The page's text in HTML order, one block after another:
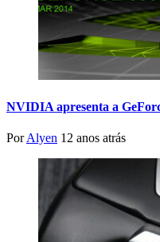
NVIDIA apresenta a
PorAlyen 12 anos atrás